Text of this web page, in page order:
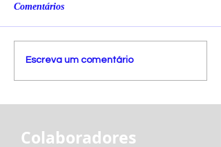
Comentários
Escreva um comentário
Colaboradores